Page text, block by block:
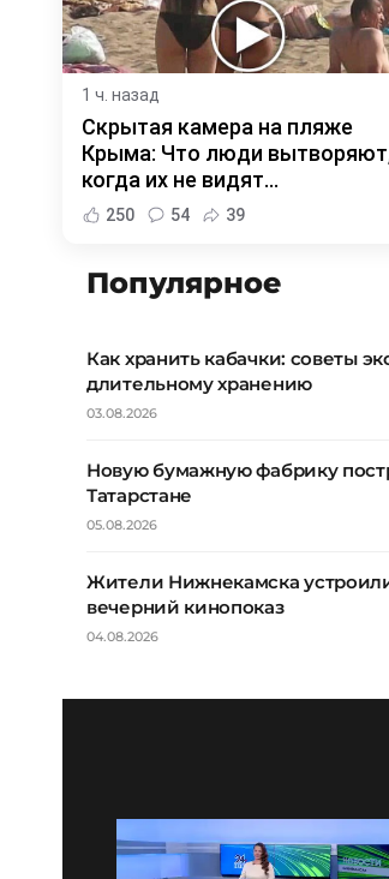
1 ч. назад
Скрытая камера на пляже
Крыма: Что люди
когда их не видят...
250 54 39
Популярное
Как хранить кабачки: советы
длительному хранению
03.08.2026
Новую бумажную фабрику
Татарстане
05.08.2026
Жители Нижнекамска
вечерний кинопоказ
04.08.2026